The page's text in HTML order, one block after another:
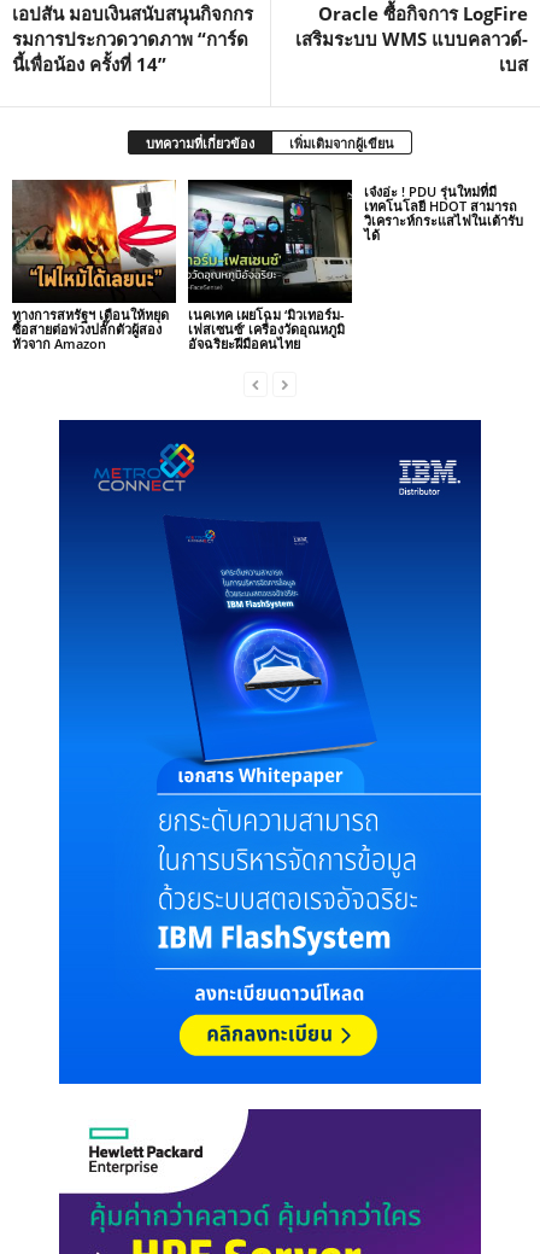
เอปสัน มอบเงินสนับสนุนกิจกกร
รมการประกวดวาดภาพ “การ์ด
นี้เพื่อน้อง ครั้งที่ 14”
Oracle ซื้อกิจการ LogFire
เสริมระบบ WMS แบบคลาวด์-
เบส
บทความที่เกี่ยวข้อง เพิ่มเติมจากผู้เขียน
ทางการสหรัฐฯ เตือนให้หยุด
ซื้อสายต่อพ่วงปลั๊กตัวผู้สอง
หัวจาก Amazon
เนคเทค เผยโฉม ‘มิวเทอร์ม-
เฟสเซนซ์’ เครื่องวัดอุณหภูมิ
อัจฉริยะฝีมือคนไทย
เจ๋งอ่ะ ! PDU รุ่นใหม่ที่มี
เทคโนโลยี HDOT สามารถ
วิเคราะห์กระแสไฟในเต้ารับ
ได้